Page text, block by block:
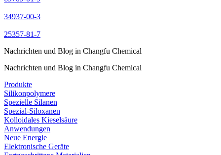
34937-00-3
25357-81-7
Nachrichten und Blog in Changfu Chemical
Nachrichten und Blog in Changfu Chemical
Produkte
Silikonpolymere
Spezielle Silanen
Spezial-Siloxanen
Kolloidales Kieselsäure
Anwendungen
Neue Energie
Elektronische Geräte